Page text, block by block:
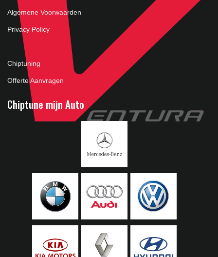
Algemene Voorwaarden
Privacy Policy
Chiptuning
Offerte Aanvragen
Chiptune mijn Auto